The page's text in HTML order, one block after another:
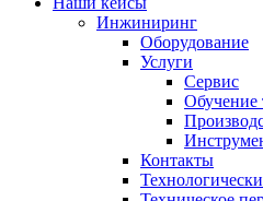
Инжиниринг
Оборудование
Услуги
Сервис
Обучение
Контакты